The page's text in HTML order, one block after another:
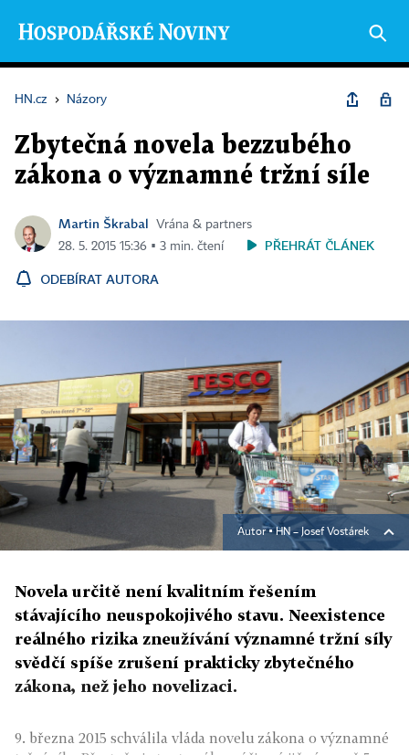
HN.cz › Názory
Zbytečná novela bezzubého
zákona o významné tržní síle
Martin Škrabal
Vrána & partners
28. 5. 2015 15:36 ▪ 3 min. čtení
PŘEHRÁT ČLÁNEK
ODEBÍRAT AUTORA
Autor ▪HN – Josef Vostárek
Novela určitě není kvalitním řešením
stávajícího neuspokojivého stavu. Neexistence
reálného rizika zneužívání významné tržní síly
svědčí spíše zrušení prakticky zbytečného
zákona, než jeho novelizaci.
9. března 2015 schválila vláda novelu zákona o významné